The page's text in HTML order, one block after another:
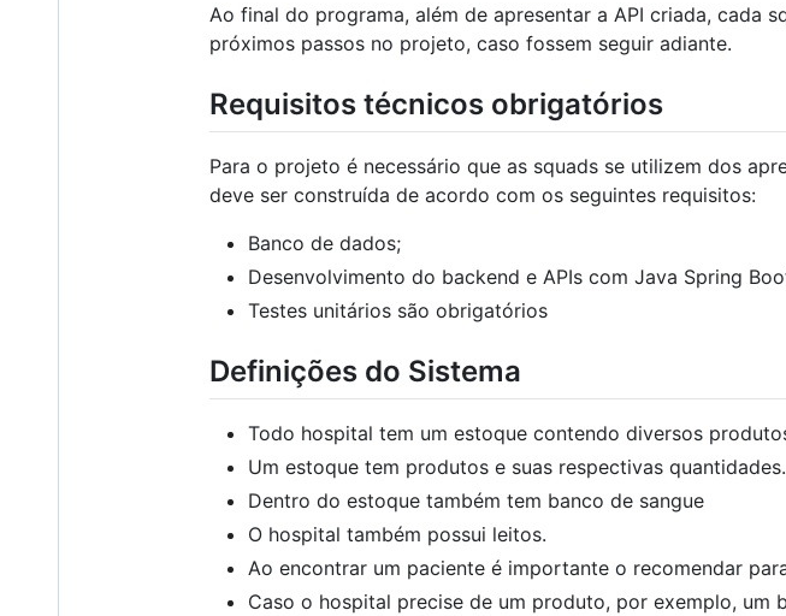
Ao final do programa, além de apresentar a API criada, cada
próximos passos no projeto, caso fossem seguir adiante.
Requisitos técnicos obrigatórios
Para o projeto é necessário que as squads se utilizem dos
deve ser construída de acordo com os seguintes requisitos:
Banco de dados;
Desenvolvimento do backend e APIs com Java Spring
Testes unitários são obrigatórios
Definições do Sistema
Todo hospital tem um estoque contendo diversos
Um estoque tem produtos e suas respectivas quantidades.
Dentro do estoque também tem banco de sangue
O hospital também possui leitos.
Ao encontrar um paciente é importante o recomendar
Caso o hospital precise de um produto, por exemplo,